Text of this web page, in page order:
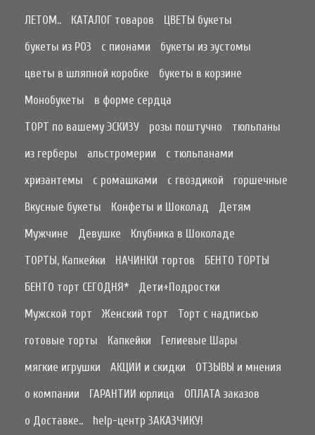
ЛЕТОМ.. КАТАЛОГ товаров
ЦВЕТЫ букеты
букеты из РОЗ
с пионами
букеты из эустомы
цветы в шляпной коробке
букеты в корзине
Монобукеты
в форме сердца
ТОРТ по вашему ЭСКИЗУ
розы поштучно
тюльпаны
из герберы
альстромерии
с тюльпанами
хризантемы
с ромашками с гвоздикой
горшечные
Вкусные букеты
Конфеты и Шоколад
Детям
Мужчине
Девушке
Клубника в Шоколаде
ТОРТЫ, Капкейки
НАЧИНКИ тортов
БЕНТО ТОРТЫ
БЕНТО торт СЕГОДНЯ*
Дети+Подростки
Мужской торт
Женский торт
Торт с надписью
готовые торты
Капкейки
Гелиевые Шары
мягкие игрушки
АКЦИИ и скидки
ОТЗЫВЫ и мнения
о компании
ГАРАНТИИ юрлица
ОПЛАТА заказов
о Доставке..
help-центр ЗАКАЗЧИКУ!